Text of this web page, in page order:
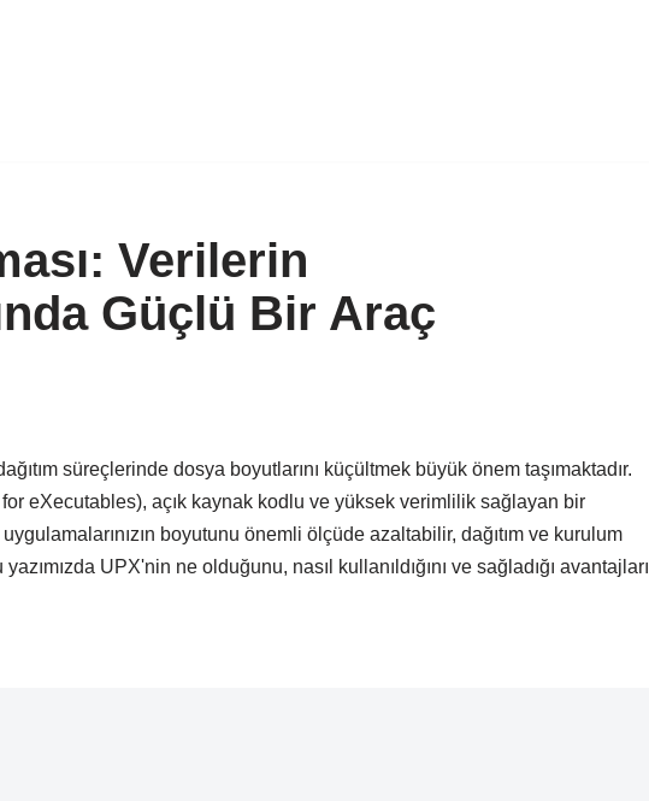
Verilerin
Güçlü Bir Araç
süreçlerinde dosya boyutlarını küçültmek büyük önem taşımaktadır.
eXecutables), açık kaynak kodlu ve yüksek verimlilik sağlayan bir
uygulamalarınızın boyutunu önemli ölçüde azaltabilir, dağıtım ve kurulum
UPX'nin ne olduğunu, nasıl kullanıldığını ve sağladığı avantajları